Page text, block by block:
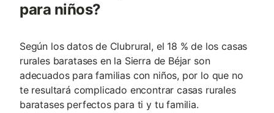
para niños?
Según los datos de Clubrural, el 18 % de los casas
rurales baratases en la Sierra de Béjar son
adecuados para familias con niños, por lo que no
te resultará complicado encontrar casas rurales
baratases perfectos para ti y tu familia.